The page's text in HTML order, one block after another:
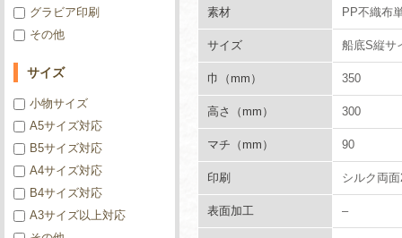
素材 PP不織布
サイズ 船底S縦サ
巾（mm） 350
高さ（mm） 300
マチ（mm） 90
印刷 シルク両
表面加工 –
グラビア印刷
その他
サイズ
小物サイズ
A5サイズ対応
B5サイズ対応
A4サイズ対応
B4サイズ対応
A3サイズ以上対応